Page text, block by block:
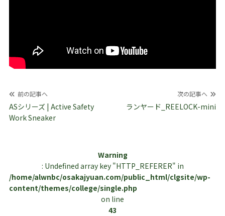
投
稿
ナ
シ
ョ
前の記事へ
ASシリーズ | Active Safety
Work Sneaker
次の記事へ
ランヤード_REELOCK-mini
Warning
: Undefined array key "HTTP_REFERER" in
/home/alwnbc/osakajyuan.com/public_html/clgsite/wp-
content/themes/college/single.php
on line
43